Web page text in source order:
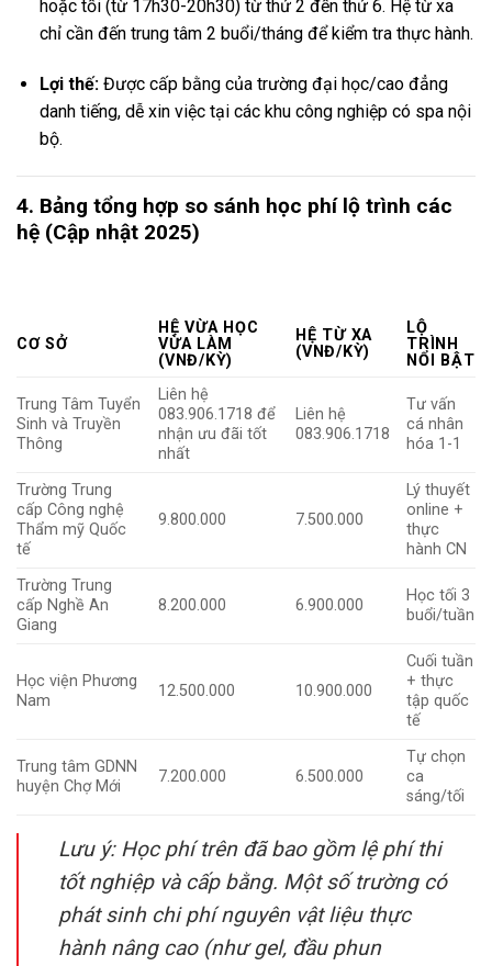
hoặc tối (từ 17h30-20h30) từ thứ 2 đến thứ 6. Hệ từ xa
chỉ cần đến trung tâm 2 buổi/tháng để kiểm tra thực hành.
Lợi thế:Được cấp bằng của trường đại học/cao đẳng
danh tiếng, dễ xin việc tại các khu công nghiệp có spa nội
bộ.
4. Bảng tổng hợp so sánh học phí lộ trình các
hệ (Cập nhật 2025)
CƠ SỞ
HỆ VỪA HỌC
VỪA LÀM
(VNĐ/KỲ)
HỆ TỪ XA
(VNĐ/KỲ)
LỘ
TRÌNH
NỔI BẬT
Trung Tâm Tuyển
Sinh và Truyền
Thông
Liên hệ
083.906.1718 để
nhận ưu đãi tốt
nhất
Liên hệ
083.906.1718
Tư vấn
cá nhân
hóa 1-1
Trường Trung
cấp Công nghệ
Thẩm mỹ Quốc
tế
9.800.000 7.500.000
Lý thuyết
online +
thực
hành CN
Trường Trung
cấp Nghề An
Giang
8.200.000 6.900.000
Học tối 3
buổi/tuần
Học viện Phương
Nam
12.500.000 10.900.000
Cuối tuần
+ thực
tập quốc
tế
Trung tâm GDNN
huyện Chợ Mới
7.200.000 6.500.000
Tự chọn
ca
sáng/tối
Lưu ý: Học phí trên đã bao gồm lệ phí thi
tốt nghiệp và cấp bằng. Một số trường có
phát sinh chi phí nguyên vật liệu thực
hành nâng cao (như gel, đầu phun